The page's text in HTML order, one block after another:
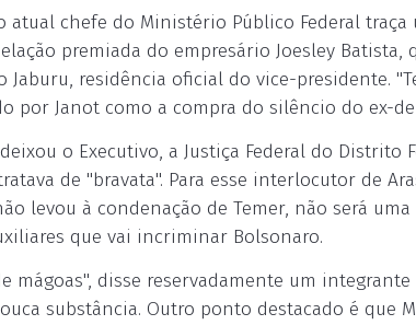
chefe do Ministério Público Federal traça
premiada do empresário Joesley Batista,
Jaburu, residência oficial do vice-presidente.
por Janot como a compra do silêncio do ex-
o Executivo, a Justiça Federal do
de "bravata". Para esse interlocutor de
levou à condenação de Temer, não será
que vai incriminar Bolsonaro.
mágoas", disse reservadamente um
substância. Outro ponto destacado é que